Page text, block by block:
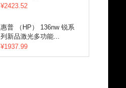
¥2423.52
惠普 （HP） 136nw 锐系
列新品激光多功能...
¥1937.99